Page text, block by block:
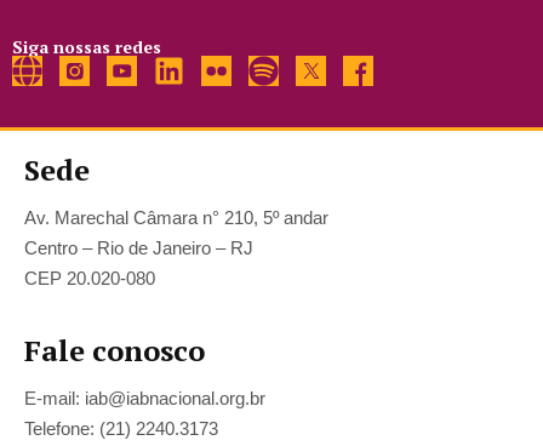
Siga nossas redes
Sede
Av. Marechal Câmara n° 210, 5º andar
Centro – Rio de Janeiro – RJ
CEP 20.020-080
Fale conosco
E-mail: iab@iabnacional.org.br
Telefone: (21) 2240.3173